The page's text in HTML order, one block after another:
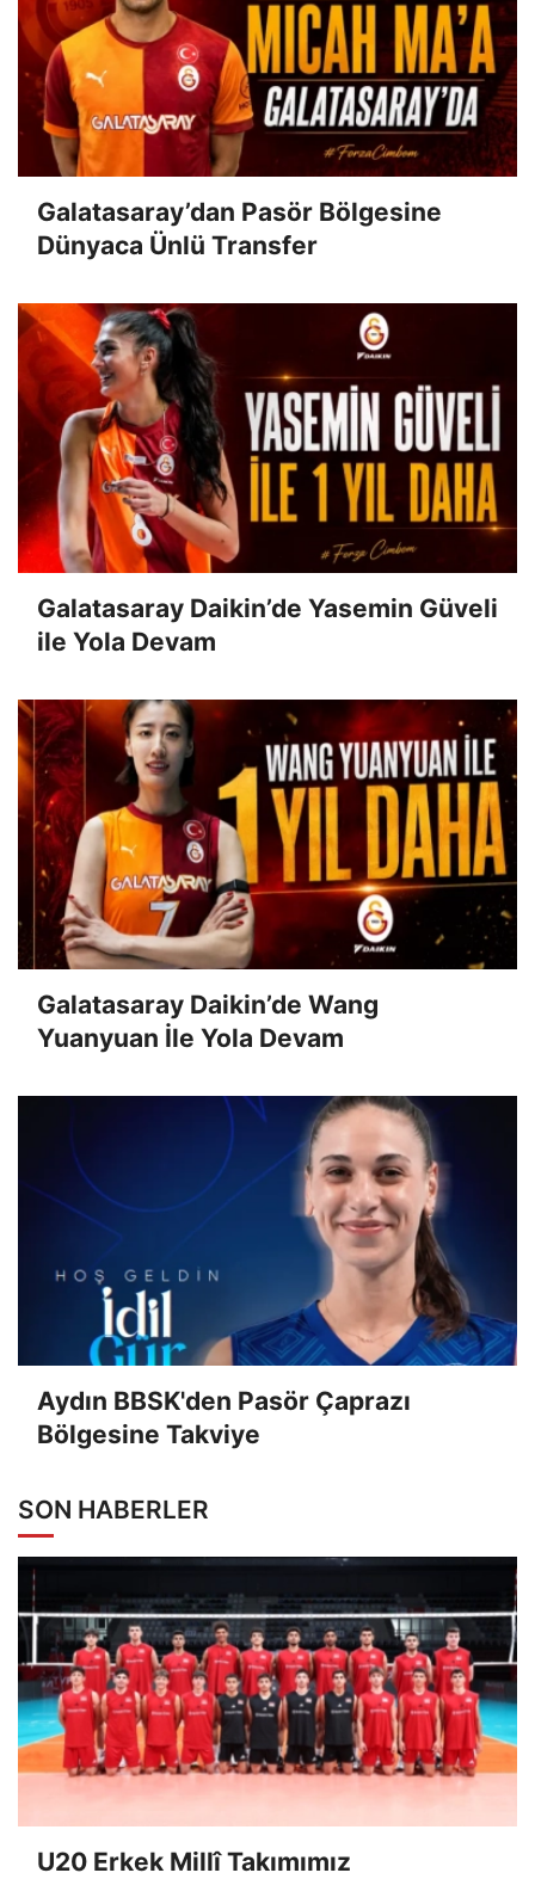
Galatasaray’dan Pasör Bölgesine
Dünyaca Ünlü Transfer
Galatasaray Daikin’de Yasemin Güveli
ile Yola Devam
Galatasaray Daikin’de Wang
Yuanyuan İle Yola Devam
Aydın BBSK'den Pasör Çaprazı
Bölgesine Takviye
SON HABERLER
U20 Erkek Millî Takımımız